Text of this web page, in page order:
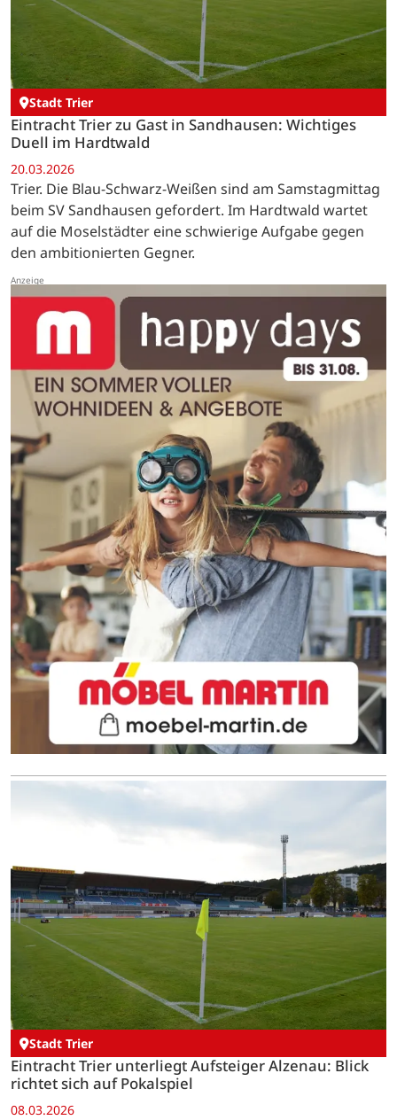
Stadt Trier
Eintracht Trier zu Gast in Sandhausen: Wichtiges
Duell im Hardtwald
20.03.2026
Trier. Die Blau-Schwarz-Weißen sind am Samstagmittag
beim SV Sandhausen gefordert. Im Hardtwald wartet
auf die Moselstädter eine schwierige Aufgabe gegen
den ambitionierten Gegner.
Stadt Trier
Eintracht Trier unterliegt Aufsteiger Alzenau: Blick
richtet sich auf Pokalspiel
08.03.2026